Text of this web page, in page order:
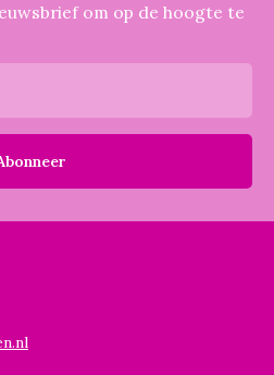
om op de hoogte te